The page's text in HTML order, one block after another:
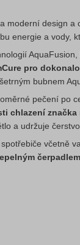
moderní design
energie a vody,
pro
bubnem
pečení po
chlazení
a udržuje
včetně
čerpadlem